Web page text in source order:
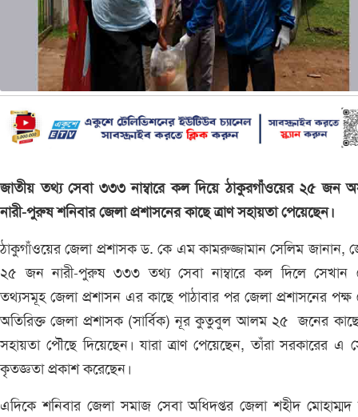
জাতীয় তথ্য সেবা ৩৩৩ নাম্বারে কল দিয়ে ঠাকুরগাঁওয়ের ২৫ জন
নারী-পুরুষ শনিবার জেলা প্রশাসনের কাছে ত্রাণ সহায়তা পেয়েছেন।
ঠাকুগাঁওয়ের জেলা প্রশাসক ড. কে এম কামরুজ্জামান সেলিম জানান,
২৫ জন নারী-পুরুষ ৩৩৩ তথ্য সেবা নাম্বারে কল দিলে সেখান
তথ্যসমূহ জেলা প্রশাসন এর কাছে পাঠাবার পর জেলা প্রশাসনের পক্ষ
অতিরিক্ত জেলা প্রশাসক (সার্বিক) নূর কুতুবুল আলম ২৫ জনের কাছে
সহায়তা পৌছে দিয়েছেন। যারা ত্রাণ পেয়েছেন, তাঁরা সরকারের এ
কৃতজ্ঞতা প্রকাশ করেছেন।
এদিকে শনিবার জেলা সমাজ সেবা অধিদপ্তর জেলা শহীদ